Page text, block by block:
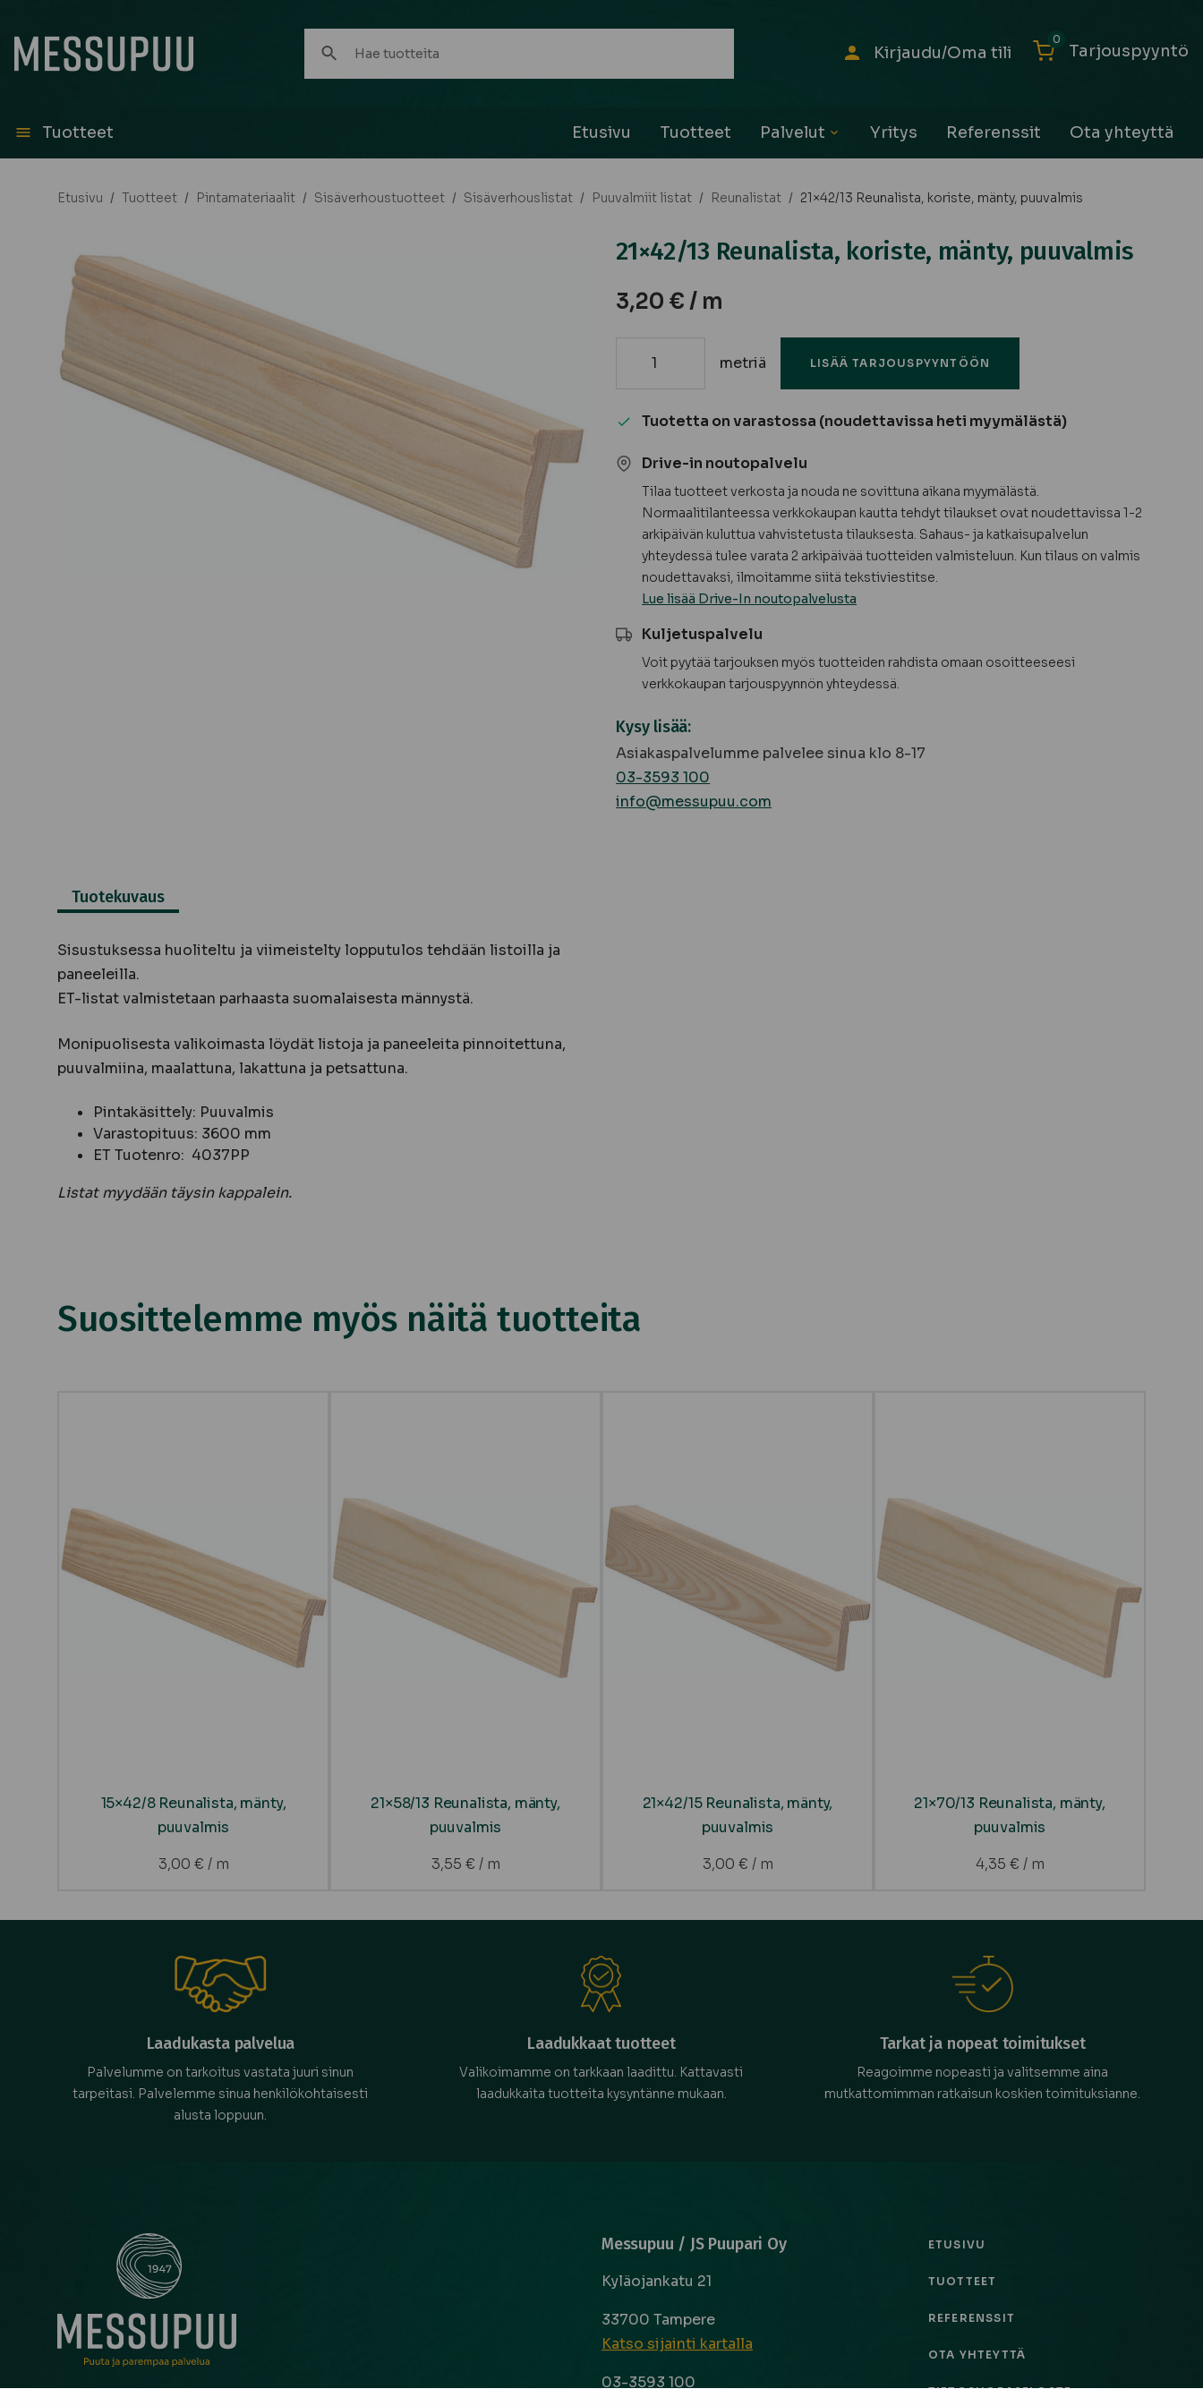
tuotteita:
Kirjaudu/Oma tili Tarjouspyyntö
0
Tuotteet Etusivu Tuotteet Palvelut Yritys Referenssit Ota yhteyttä
Etusivu / Tuotteet / Pintamateriaalit / Sisäverhoustuotteet / Sisäverhouslistat / Puuvalmiit listat / Reunalistat / 21×42/13 Reunalista, koriste, mänty, puuvalmis
21×42/13 Reunalista, koriste, mänty, puuvalmis
3,20 € / m
21x42/13
koriste,
puuvalmis
metriä LISÄÄ TARJOUSPYYNTÖÖN
Tuotetta on varastossa (noudettavissa heti myymälästä)
Drive-in noutopalvelu
Tilaa tuotteet verkosta ja nouda ne sovittuna aikana myymälästä.
Normaalitilanteessa verkkokaupan kautta tehdyt tilaukset ovat noudettavissa 1-2
arkipäivän kuluttua vahvistetusta tilauksesta. Sahaus- ja katkaisupalvelun
yhteydessä tulee varata 2 arkipäivää tuotteiden valmisteluun. Kun tilaus on valmis
noudettavaksi, ilmoitamme siitä tekstiviestitse.
Lue lisää Drive-In noutopalvelusta
Kuljetuspalvelu
Voit pyytää tarjouksen myös tuotteiden rahdista omaan osoitteeseesi
verkkokaupan tarjouspyynnön yhteydessä.
Kysy lisää:
Asiakaspalvelumme palvelee sinua klo 8-17
03-3593 100
info@messupuu.com
Tuotekuvaus
Sisustuksessa huoliteltu ja viimeistelty lopputulos tehdään listoilla ja
paneeleilla.
ET-listat valmistetaan parhaasta suomalaisesta männystä.
Monipuolisesta valikoimasta löydät listoja ja paneeleita pinnoitettuna,
puuvalmiina, maalattuna, lakattuna ja petsattuna.
Pintakäsittely: Puuvalmis
Varastopituus: 3600 mm
ET Tuotenro: 4037PP
Listat myydään täysin kappalein.
Suosittelemme myös näitä tuotteita
15×42/8 Reunalista, mänty,
puuvalmis
3,00 € / m
21×58/13 Reunalista, mänty,
puuvalmis
3,55 € / m
21×42/15 Reunalista, mänty,
puuvalmis
3,00 € / m
21×70/13 Reunalista, mänty,
puuvalmis
4,35 € / m
Laadukasta palvelua
Palvelumme on tarkoitus vastata juuri sinun
tarpeitasi. Palvelemme sinua henkilökohtaisesti
alusta loppuun.
Laadukkaat tuotteet
Valikoimamme on tarkkaan laadittu. Kattavasti
laadukkaita tuotteita kysyntänne mukaan.
Tarkat ja nopeat toimitukset
Reagoimme nopeasti ja valitsemme aina
mutkattomimman ratkaisun koskien toimituksianne.
Messupuu / JS Puupari Oy
Kyläojankatu 21
33700 Tampere
Katso sijainti kartalla
03-3593 100
ETUSIVU
TUOTTEET
REFERENSSIT
OTA YHTEYTTÄ
TIETOSUOJASELOSTE